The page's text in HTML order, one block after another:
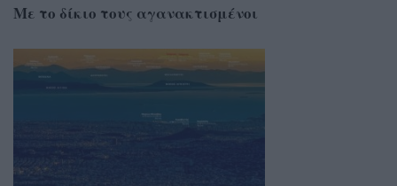
Με το δίκιο τους αγανακτισμένοι